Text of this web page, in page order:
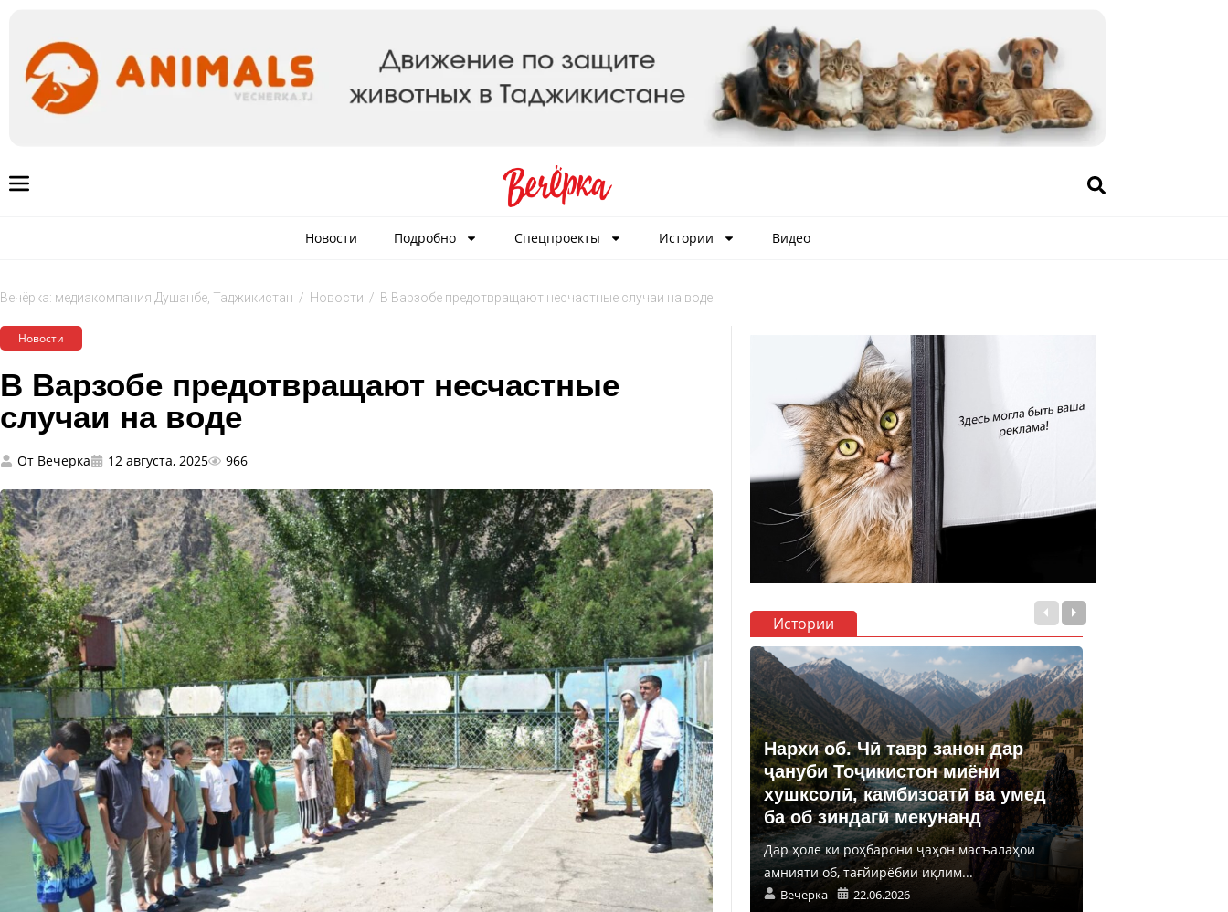
Новости Подробно Спецпроекты Истории Видео
Вечёрка: медиакомпания Душанбе, Таджикистан / Новости / В Варзобе предотвращают несчастные случаи на воде
Новости
В Варзобе предотвращают несчастные
случаи на воде
От Вечерка 12 августа, 2025 966
Истории
Нархи об. Чӣ тавр занон дар
ҷануби Тоҷикистон миёни
хушксолӣ, камбизоатӣ ва умед
ба об зиндагӣ мекунанд
Дар ҳоле ки роҳбарони ҷаҳон масъалаҳои
амнияти об, тағйирёбии иқлим...
Вечерка 22.06.2026